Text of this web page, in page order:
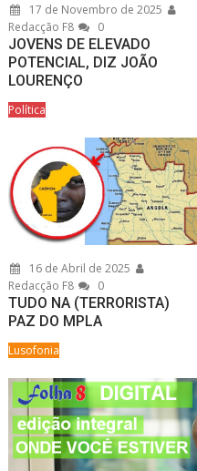
17 de Novembro de 2025
Redacção F8
0
JOVENS DE ELEVADO
POTENCIAL, DIZ JOÃO
LOURENÇO
Política
16 de Abril de 2025
Redacção F8
0
TUDO NA (TERRORISTA)
PAZ DO MPLA
Lusofonia